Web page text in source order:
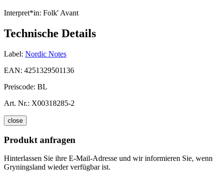
Interpret*in: Folk' Avant
Technische Details
Label: Nordic Notes
EAN: 4251329501136
Preiscode: BL
Art. Nr.: X00318285-2
close
Produkt anfragen
Hinterlassen Sie ihre E-Mail-Adresse und wir informieren Sie, wenn
Gryningsland wieder verfügbar ist.